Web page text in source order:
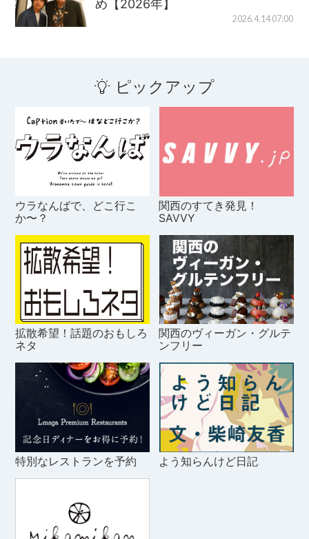
め【2026年】
2026.4.14 07:00
ピックアップ
ウラなんばで、どこ行こ
か〜？
関西のすてき発見！
SAVVY
拡散希望！話題のおもしろ
ネタ
関西のヴィーガン・グルテ
ンフリー
特別なレストランを予約 よう知らんけど日記